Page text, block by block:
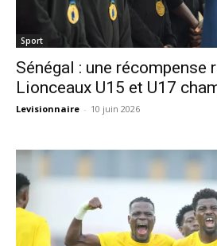
Sport
Sénégal : une récompense
Lionceaux U15 et U17
Levisionnaire - 10 juin 2026